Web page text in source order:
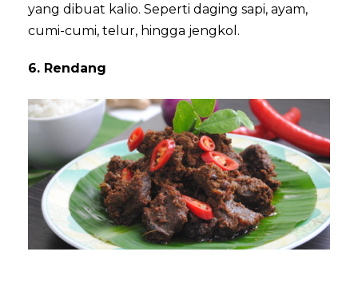
yang dibuat kalio. Seperti daging sapi, ayam,
cumi-cumi, telur, hingga jengkol.
6. Rendang